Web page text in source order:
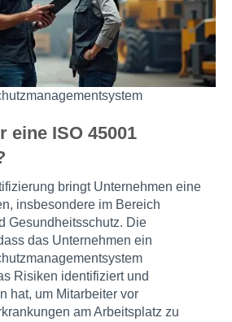
eine ISO 45001
bringt Unternehmen eine
insbesondere im Bereich
Gesundheitsschutz. Die
das Unternehmen ein
Risiken identifiziert und
hat, um Mitarbeiter vor
am Arbeitsplatz zu